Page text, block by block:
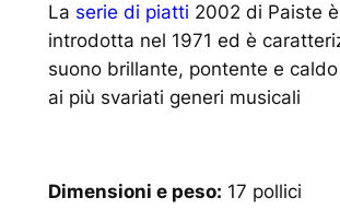
La serie di piatti 2002 di Paiste
introdotta nel 1971 ed è
suono brillante, pontente e
ai più svariati generi musicali
Dimensioni e peso: 17 pollici